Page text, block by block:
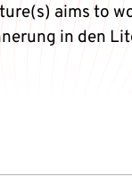
aims to
in den